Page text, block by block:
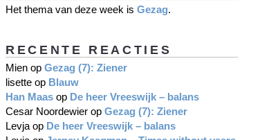
Het thema van deze week is Gezag.
RECENTE REACTIES
Mien op Gezag (7): Ziener
lisette op Blauw
Han Maas op De heer Vreeswijk – balans
Cesar Noordewier op Gezag (7): Ziener
Levja op De heer Vreeswijk – balans